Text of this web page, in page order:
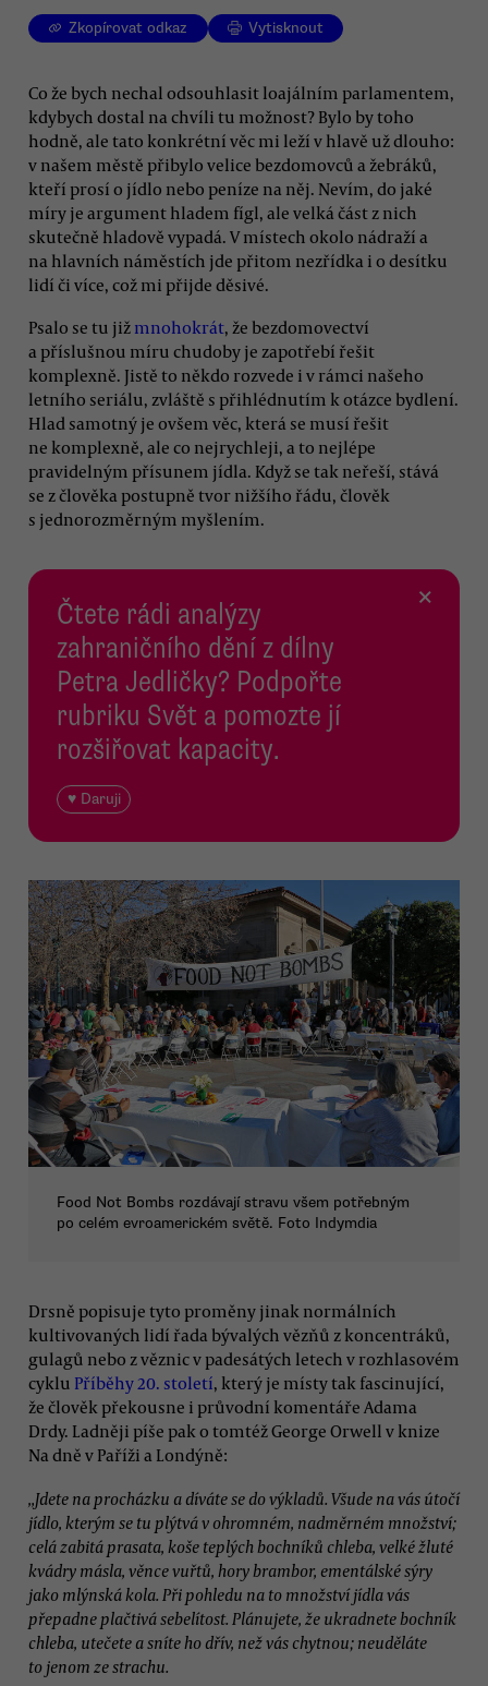
Zkopírovat odkaz Vytisknout
Co že bych nechal odsouhlasit loajálním parlamentem,
kdybych dostal na chvíli tu možnost? Bylo by toho
hodně, ale tato konkrétní věc mi leží v hlavě už dlouho:
v našem městě přibylo velice bezdomovců a žebráků,
kteří prosí o jídlo nebo peníze na něj. Nevím, do jaké
míry je argument hladem fígl, ale velká část z nich
skutečně hladově vypadá. V místech okolo nádraží a
na hlavních náměstích jde přitom nezřídka i o desítku
lidí či více, což mi přijde děsivé.
Psalo se tu již mnohokrát, že bezdomovectví
a příslušnou míru chudoby je zapotřebí řešit
komplexně. Jistě to někdo rozvede i v rámci našeho
letního seriálu, zvláště s přihlédnutím k otázce bydlení.
Hlad samotný je ovšem věc, která se musí řešit
ne komplexně, ale co nejrychleji, a to nejlépe
pravidelným přísunem jídla. Když se tak neřeší, stává
se z člověka postupně tvor nižšího řádu, člověk
s jednorozměrným myšlením.
Čtete rádi analýzy
zahraničního dění z dílny
Petra Jedličky? Podpořte
rubriku Svět a pomozte jí
rozšiřovat kapacity.
♥ Daruji
×
Food Not Bombs rozdávají stravu všem potřebným
po celém evroamerickém světě. Foto Indymdia
Drsně popisuje tyto proměny jinak normálních
kultivovaných lidí řada bývalých vězňů z koncentráků,
gulagů nebo z věznic v padesátých letech v rozhlasovém
cyklu Příběhy 20. století, který je místy tak fascinující,
že člověk překousne i průvodní komentáře Adama
Drdy. Ladněji píše pak o tomtéž George Orwell v knize
Na dně v Paříži a Londýně:
„Jdete na procházku a díváte se do výkladů. Všude na vás útočí
jídlo, kterým se tu plýtvá v ohromném, nadměrném množství;
celá zabitá prasata, koše teplých bochníků chleba, velké žluté
kvádry másla, věnce vuřtů, hory brambor, ementálské sýry
jako mlýnská kola. Při pohledu na to množství jídla vás
přepadne plačtivá sebelítost. Plánujete, že ukradnete bochník
chleba, utečete a sníte ho dřív, než vás chytnou; neuděláte
to jenom ze strachu.